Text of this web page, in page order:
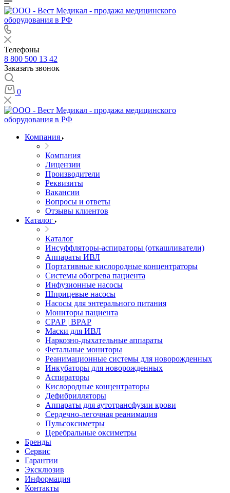
Телефоны
8 800 500 13 42
Заказать звонок
0
Компания
Компания
Лицензии
Производители
Реквизиты
Вакансии
Вопросы и ответы
Отзывы клиентов
Каталог
Каталог
Инсуффляторы-аспираторы (откашливатели)
Аппараты ИВЛ
Портативные кислородные концентраторы
Системы обогрева пациента
Инфузионные насосы
Шприцевые насосы
Насосы для энтерального питания
Мониторы пациента
CPAP | BPAP
Маски для ИВЛ
Наркозно-дыхательные аппараты
Фетальные мониторы
Реанимационные системы для новорожденных
Инкубаторы для новорожденных
Аспираторы
Кислородные концентраторы
Дефибрилляторы
Аппараты для аутотрансфузии крови
Сердечно-легочная реанимация
Пульсоксиметры
Церебральные оксиметры
Бренды
Сервис
Гарантии
Эксклюзив
Информация
Контакты